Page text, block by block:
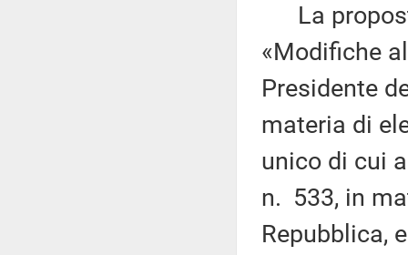
La
«Modifiche
Presidente
materia di
unico di cui
n. 533, in
Repubblica,